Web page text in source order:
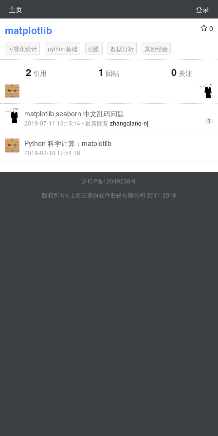
主页 登录
matplotlib 0
可视化设计 python基础 画图 数据分析 其他经验
2 引用 1 回帖 0 关注
matplotlib,seaborn 中文乱码问题
2019-07-11 13:13:14 • 最新回复 zhangqianq-nj 1
Python 科学计算：matplotlib
2019-03-18 17:54:16
沪ICP备12049238号
版权所有©上海艺赛旗软件股份有限公司 2011-2018